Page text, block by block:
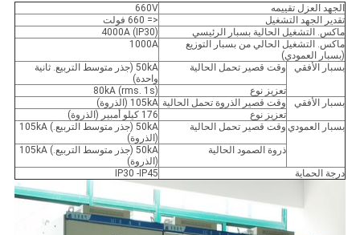
الجهد العزل تقييمه
660V
تقدير الجهد التشغيل
<= 660 فولت
ماكس. التشغيل الحالية بسبار الرئيسي
4000A (IP30)
ماكس. التشغيل الحالي من بسبار التوزيع
(بسبار العمودي)
1000A
بسبار الأفقي وقت قصير تحمل الحالية
50kA (جذر متوسط ​​التربيع. ثانية
واحدة)
تعزيز نوع
80kA (rms. 1s)
بسبار الأفقي
وقت قصير الذروة تحمل الحالية 105kA (الذروة)
تعزيز نوع
176 كيلو أمبير (الذروة)
بسبار العمودي وقت قصير تحمل الحالية
50kA (جذر متوسط ​​التربيع.) 105kA
(الذروة)
ذروة الصمود الحالية
50kA (جذر متوسط ​​التربيع.) 105kA
(الذروة)
درجة الحماية
IP30 -IP45